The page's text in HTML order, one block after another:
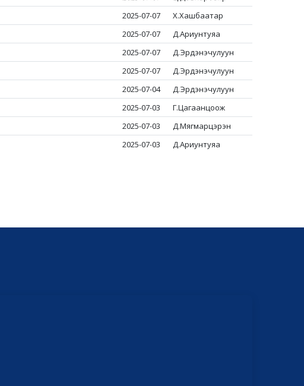
2025-07-07
Х.Хашбаатар
2025-07-07
Д.Ариунтуяа
2025-07-07
Д.Эрдэнэчулуун
2025-07-07
Д.Эрдэнэчулуун
2025-07-04
Д.Эрдэнэчулуун
2025-07-03
Г.Цагаанцоож
2025-07-03
Д.Мягмарцэрэн
2025-07-03 Д.Ариунтуяа